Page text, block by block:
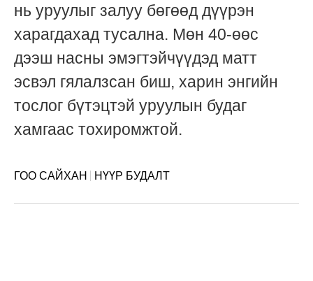
нь уруулыг залуу бөгөөд дүүрэн
харагдахад тусална. Мөн 40-өөс
дээш насны эмэгтэйчүүдэд матт
эсвэл гялалзсан биш, харин энгийн
тослог бүтэцтэй уруулын будаг
хамгаас тохиромжтой.
ГОО САЙХАН НҮҮР БУДАЛТ